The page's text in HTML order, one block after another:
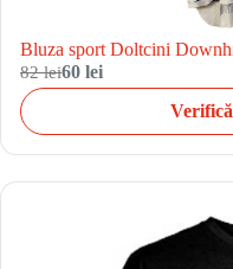
Bluza sport Doltcini
82 lei60 lei